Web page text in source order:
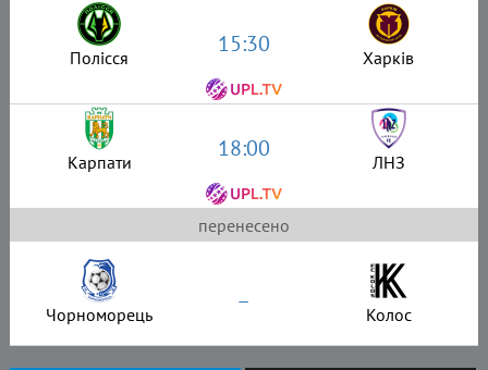
Полісся 15:30 Харків
Карпати 18:00 ЛНЗ
перенесено
Чорноморець – Колос